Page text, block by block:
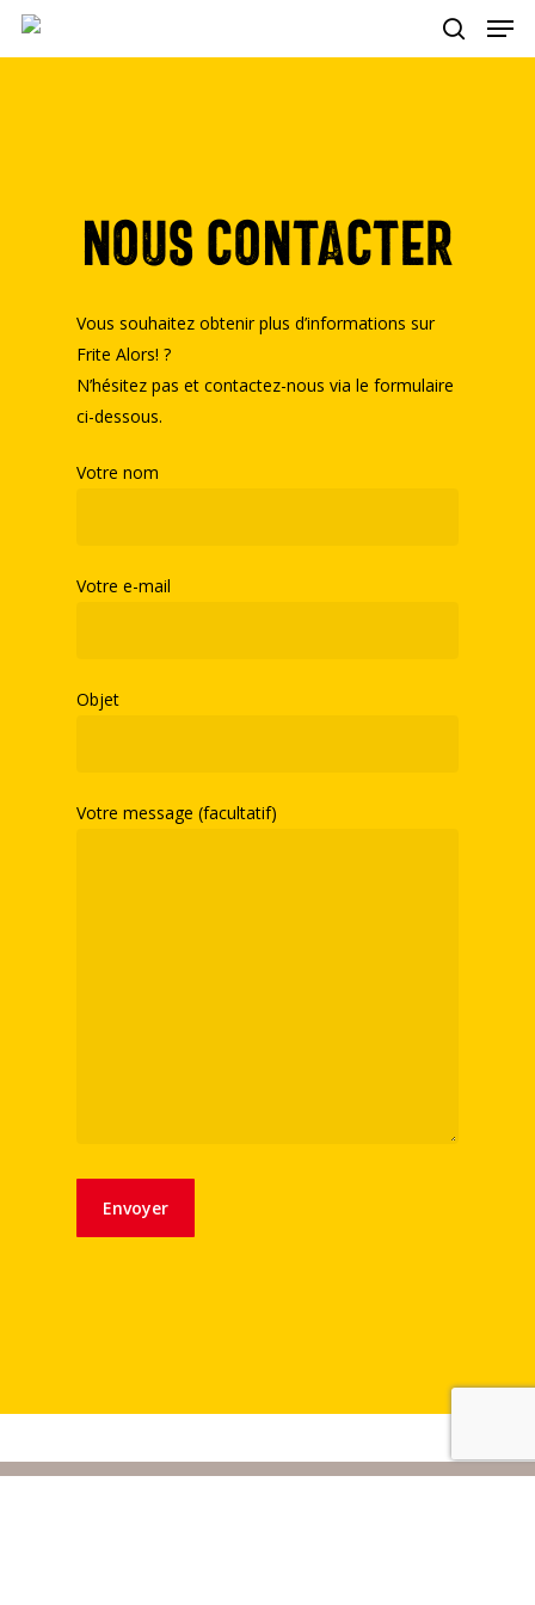
Skip
search
Nous contacter
Vous souhaitez obtenir plus d’informations sur
Frite Alors! ?
N’hésitez pas et contactez-nous via le formulaire
ci-dessous.
Votre nom
Votre e-mail
Objet
Votre message (facultatif)